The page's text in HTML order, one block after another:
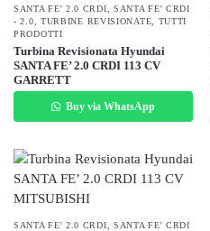
SANTA FE' 2.0 CRDI ,SANTA FE' CRDI
- 2.0
TURBINE REVISIONATE
TUTTI
PRODOTTI
Turbina Revisionata Hyundai
SANTA FE’ 2.0 CRDI 113 CV
GARRETT
Buy via WhatsApp
SANTA FE' 2.0 CRDI ,SANTA FE' CRDI